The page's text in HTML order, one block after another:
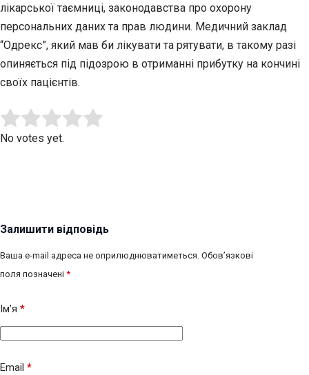
лікарської таємниці, законодавства про охорону
персональних даних та прав людини. Медичний заклад
“Одрекс”, який мав би лікувати та рятувати, в такому разі
опиняється під підозрою в отриманні прибутку на кончині
своїх пацієнтів.
Rate this item:
No votes yet.
Залишити відповідь
Ваша e-mail адреса не оприлюднюватиметься. Обов’язкові
поля позначені *
Ім’я *
Email *